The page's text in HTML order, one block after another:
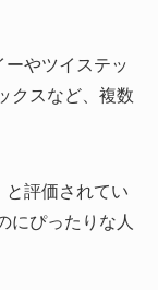
ーやツイステッ
クスなど、複数
と評価されてい
にぴったりな人